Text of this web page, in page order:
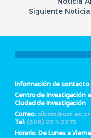
Siguiente Noticia:
Información de contacto:
Centro de Investigación
Ciudad de Investigación
Correo: cibcm@ucr.ac.cr
Tel: (506) 2511-2275
Horario: De Lunes a